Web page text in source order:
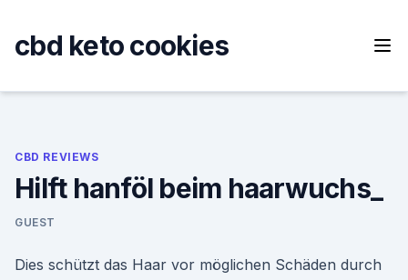
content
cbd keto cookies
CBD REVIEWS
Hilft hanföl beim haarwuchs_
GUEST
Dies schützt das Haar vor möglichen Schäden durch